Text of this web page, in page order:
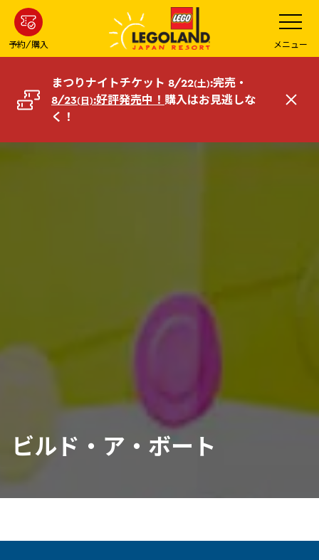
ン
コ
へ
予約/購入
メ
ニ
ュ
ー
を
開
メニュー
まつりナイトチケット 8/22(土):完売・
8/23(日):好評発売中！ 購入はお見逃しな
く！
閉
ビルド・ア・ボート